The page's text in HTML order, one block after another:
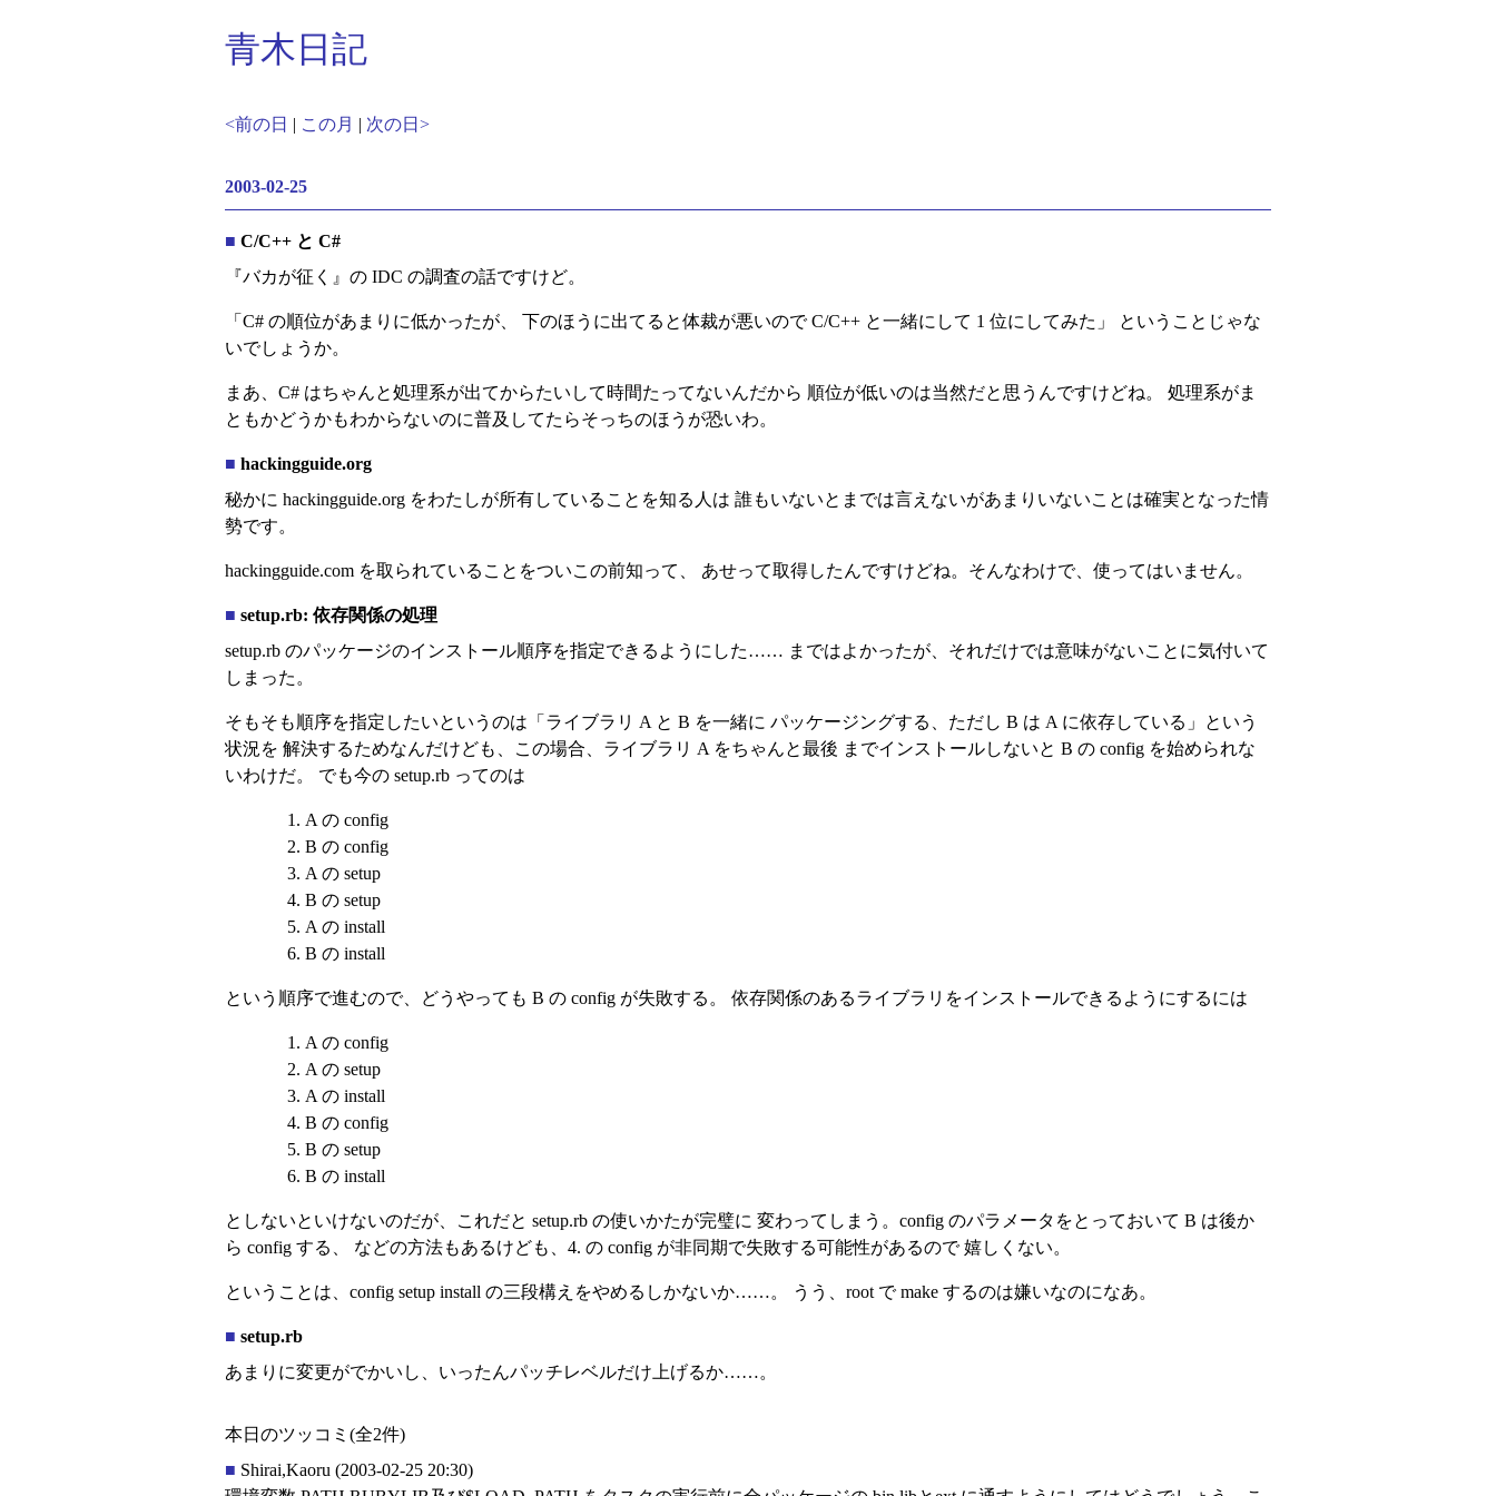
青木日記
<前の日 | この月 | 次の日>
2003-02-25
■ C/C++ と C#
『バカが征く』の IDC の調査の話ですけど。
「C# の順位があまりに低かったが、 下のほうに出てると体裁が悪いので C/C++ と一緒にして 1 位にしてみた」 ということじゃな
いでしょうか。
まあ、C# はちゃんと処理系が出てからたいして時間たってないんだから 順位が低いのは当然だと思うんですけどね。 処理系がま
ともかどうかもわからないのに普及してたらそっちのほうが恐いわ。
■ hackingguide.org
秘かに hackingguide.org をわたしが所有していることを知る人は 誰もいないとまでは言えないがあまりいないことは確実となった情
勢です。
hackingguide.com を取られていることをついこの前知って、 あせって取得したんですけどね。そんなわけで、使ってはいません。
■ setup.rb: 依存関係の処理
setup.rb のパッケージのインストール順序を指定できるようにした…… まではよかったが、それだけでは意味がないことに気付いて
しまった。
そもそも順序を指定したいというのは「ライブラリ A と B を一緒に パッケージングする、ただし B は A に依存している」という
状況を 解決するためなんだけども、この場合、ライブラリ A をちゃんと最後 までインストールしないと B の config を始められな
いわけだ。 でも今の setup.rb ってのは
A の config
B の config
A の setup
B の setup
A の install
B の install
という順序で進むので、どうやっても B の config が失敗する。 依存関係のあるライブラリをインストールできるようにするには
A の config
A の setup
A の install
B の config
B の setup
B の install
としないといけないのだが、これだと setup.rb の使いかたが完璧に 変わってしまう。config のパラメータをとっておいて B は後か
ら config する、 などの方法もあるけども、4. の config が非同期で失敗する可能性があるので 嬉しくない。
ということは、config setup install の三段構えをやめるしかないか……。 うう、root で make するのは嫌いなのになあ。
■ setup.rb
あまりに変更がでかいし、いったんパッチレベルだけ上げるか……。
本日のツッコミ(全2件)
■ Shirai,Kaoru (2003-02-25 20:30)